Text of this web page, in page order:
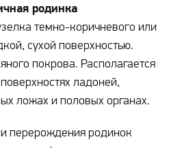
родинка
темно-коричневого или
сухой поверхностью.
покрова. Располагается
ладоней,
ложах и половых органах.
перерождения родинок